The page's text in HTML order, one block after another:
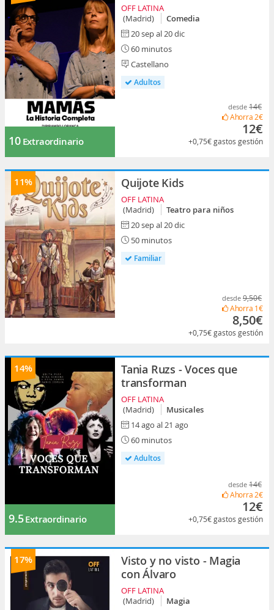
10 Extraordinario
OFF LATINA
(Madrid)
Comedia
20 sep al 20 dic
60 minutos
Castellano
Adultos
desde 14€
Ahorra 2€
12€
+0,75€gastos gestión
11% Quijote Kids
OFF LATINA
(Madrid)
Teatro para niños
20 sep al 20 dic
50 minutos
Familiar
desde 9,50€
Ahorra 1€
8,50€
+0,75€gastos gestión
14%
9.5Extraordinario
Tania Ruzs - Voces que
transforman
OFF LATINA
(Madrid)
Musicales
14 ago al 21 ago
60 minutos
Adultos
desde 14€
Ahorra 2€
12€
+0,75€gastos gestión
17%
Visto y no visto - Magia
con Álvaro
OFF LATINA
(Madrid)
Magia